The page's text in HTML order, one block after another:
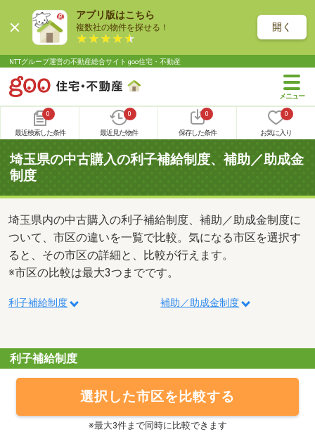
アプリ版はこちら
複数社の物件を探せる！ 開く
NTTグループ運営の不動産総合サイト goo住宅・不動産
0
最近検索した条件
0
最近見た物件
0
保存した条件
0
お気に入り
埼玉県の中古購入の利子補給制度、補助／助成金
制度
埼玉県内の中古購入の利子補給制度、補助／助成金制度に
ついて、市区の違いを一覧で比較。気になる市区を選択す
ると、その市区の詳細と、比較が行えます。
※市区の比較は最大3つまでです。
利子補給制度 補助／助成金制度
利子補給制度
選択した市区を比較する
※最大3件まで同時に比較できます